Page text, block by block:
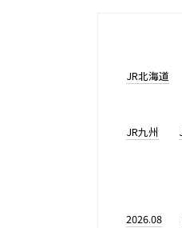
JR北海道
JR九州
2026.08